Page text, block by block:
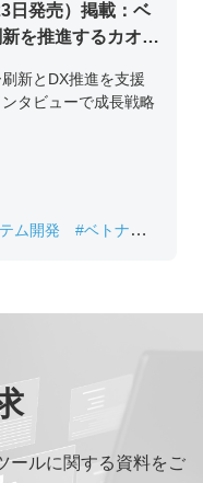
日発売）掲載：ベ
を推進するカオピ
新とDX推進を支援
タビューで成長戦略
ム開発
#ベトナムIT
ールに関する資料をご